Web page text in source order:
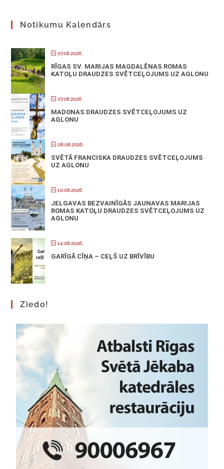
Notikumu Kalendārs
07.08.2026.
RĪGAS SV. MARIJAS MAGDALĒNAS ROMAS
KATOĻU DRAUDZES SVĒTCEĻOJUMS UZ AGLONU
07.08.2026.
MADONAS DRAUDZES SVĒTCEĻOJUMS UZ
AGLONU
08.08.2026.
SVĒTĀ FRANCISKA DRAUDZES SVĒTCEĻOJUMS
UZ AGLONU
10.08.2026.
JELGAVAS BEZVAINĪGĀS JAUNAVAS MARIJAS
ROMAS KATOĻU DRAUDZES SVĒTCEĻOJUMS UZ
AGLONU
14.08.2026.
GARĪGĀ CĪŅA – CEĻŠ UZ BRĪVĪBU
Ziedo!